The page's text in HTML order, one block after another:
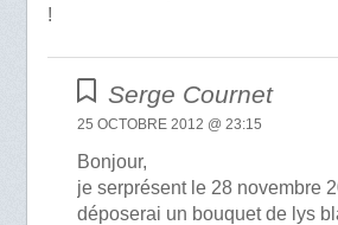
!
Serge Cournet
25 OCTOBRE 2012 @ 23:15
Bonjour,
je serprésent le 28 novembre
déposerai un bouquet de lys